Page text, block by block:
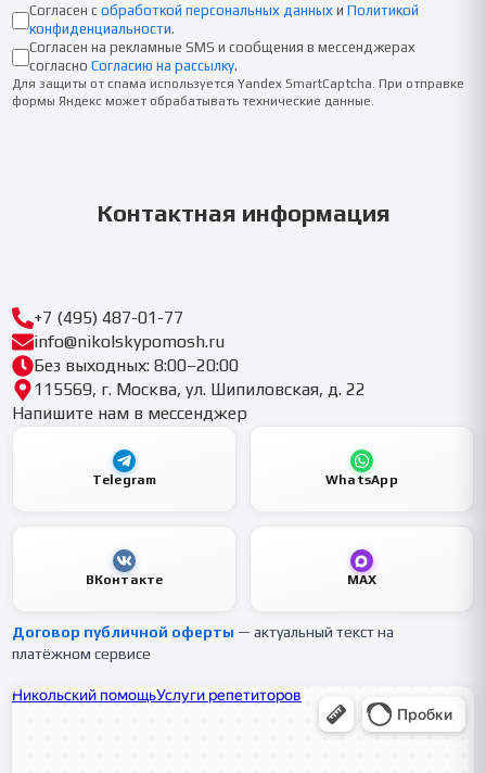
Согласен с обработкой персональных данных и Политикой
конфиденциальности.
Согласен на рекламные SMS и сообщения в мессенджерах
согласно Согласию на рассылку.
Для защиты от спама используется Yandex SmartCaptcha. При отправке
формы Яндекс может обрабатывать технические данные.
Контактная информация
+7 (495) 487-01-77
info@nikolskypomosh.ru
Без выходных: 8:00–20:00
115569, г. Москва, ул. Шипиловская, д. 22
Напишите нам в мессенджер
Telegram WhatsApp
ВКонтакте MAX
Договор публичной оферты — актуальный текст на
платёжном сервисе